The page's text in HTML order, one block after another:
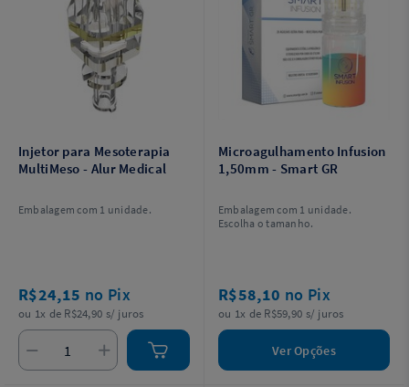
Injetor para Mesoterapia
MultiMeso - Alur Medical
Embalagem com 1 unidade.
R$24,15 no Pix
ou 1x de R$24,90 s/ juros
Microagulhamento Infusion
1,50mm - Smart GR
Embalagem com 1 unidade.
Escolha o tamanho.
R$58,10 no Pix
ou 1x de R$59,90 s/ juros
Ver Opções